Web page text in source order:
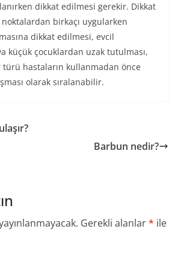
dikkat edilmesi gerekir. Dikkat
birkaçı uygularken
dikkat edilmesi, evcil
küçük çocuklardan uzak tutulması,
hastaların kullanmadan önce
olarak sıralanabilir.
Barbun nedir?
Gerekli alanlar* ile